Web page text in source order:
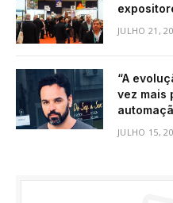
JULHO 21,
“A
vez mais
JULHO 15,